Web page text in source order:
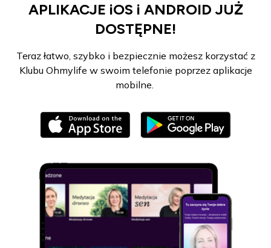
APLIKACJE iOS i ANDROID JUŻ
DOSTĘPNE!
Teraz łatwo, szybko i bezpiecznie możesz korzystać z
Klubu Ohmylife w swoim telefonie poprzez aplikacje
mobilne.